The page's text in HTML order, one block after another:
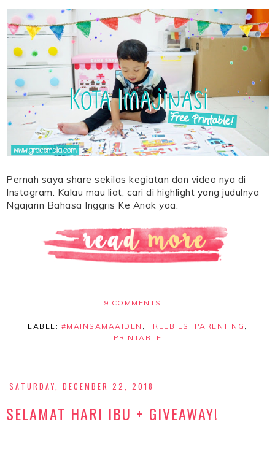
Pernah saya share sekilas kegiatan dan video nya di
Instagram. Kalau mau liat, cari di highlight yang judulnya
Ngajarin Bahasa Inggris Ke Anak yaa.
9 COMMENTS:
LABEL: #MAINSAMAAIDEN , FREEBIES , PARENTING ,
PRINTABLE
SATURDAY, DECEMBER 22, 2018
SELAMAT HARI IBU + GIVEAWAY!